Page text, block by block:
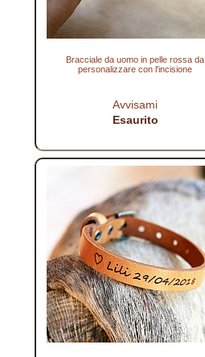
Bracciale da uomo in pelle rossa da
personalizzare con l'incisione
Avvisami
Esaurito